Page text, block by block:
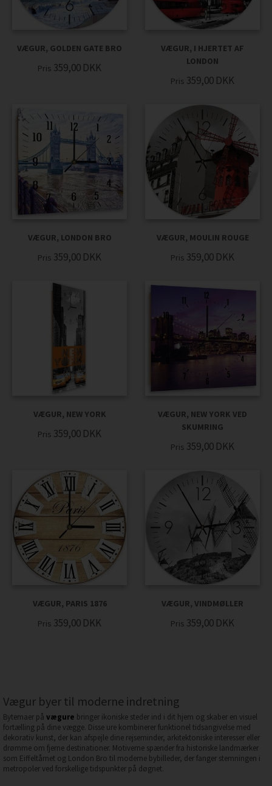
VÆGUR, GOLDEN GATE BRO
Pris 359,00 DKK
VÆGUR, I HJERTET AF
LONDON
Pris 359,00 DKK
VÆGUR, LONDON BRO
Pris 359,00 DKK
VÆGUR, MOULIN ROUGE
Pris 359,00 DKK
VÆGUR, NEW YORK
Pris 359,00 DKK
VÆGUR, NEW YORK VED
SKUMRING
Pris 359,00 DKK
VÆGUR, PARIS 1876
Pris 359,00 DKK
VÆGUR, VINDMØLLER
Pris 359,00 DKK
Vægur byer til moderne indretning
Bytemaer på vægure bringer ikoniske steder ind i dit hjem og skaber en visuel
fortælling på dine vægge. Disse ure kombinerer funktionel tidsangivelse med
dekorativ kunst, der kan afspejle dine rejseminder, arkitektoniske interesser eller
drømme om fjerne destinationer. Motiverne spænder fra historiske landmærker
som Eiffeltårnet og London Bro til moderne bybilleder, der fanger stemningen i
metropoler ved forskellige tidspunkter på døgnet.